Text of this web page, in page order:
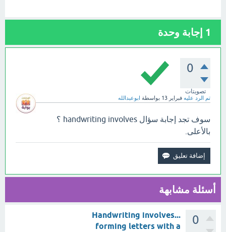
1 إجابة وحدة
0
تصويتات
تم الرد عليه فبراير 13 بواسطة ابوعبدالله
سوف تجد إجابة سؤال handwriting involves ؟
بالأعلى.
أسئلة مشابهة
0
Handwriting involves...
forming letters with a